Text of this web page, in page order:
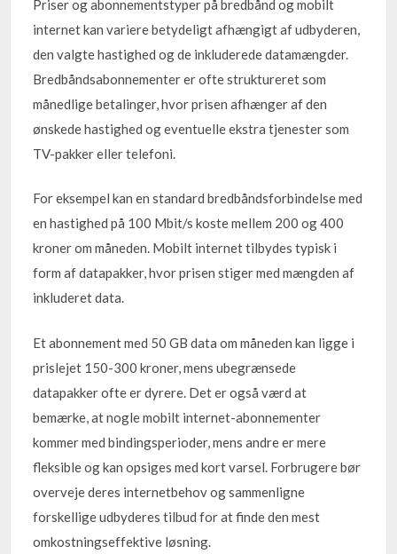
Priser og abonnementstyper på bredbånd og mobilt
internet kan variere betydeligt afhængigt af udbyderen,
den valgte hastighed og de inkluderede datamængder.
Bredbåndsabonnementer er ofte struktureret som
månedlige betalinger, hvor prisen afhænger af den
ønskede hastighed og eventuelle ekstra tjenester som
TV-pakker eller telefoni.
For eksempel kan en standard bredbåndsforbindelse med
en hastighed på 100 Mbit/s koste mellem 200 og 400
kroner om måneden. Mobilt internet tilbydes typisk i
form af datapakker, hvor prisen stiger med mængden af
inkluderet data.
Et abonnement med 50 GB data om måneden kan ligge i
prislejet 150-300 kroner, mens ubegrænsede
datapakker ofte er dyrere. Det er også værd at
bemærke, at nogle mobilt internet-abonnementer
kommer med bindingsperioder, mens andre er mere
fleksible og kan opsiges med kort varsel. Forbrugere bør
overveje deres internetbehov og sammenligne
forskellige udbyderes tilbud for at finde den mest
omkostningseffektive løsning.